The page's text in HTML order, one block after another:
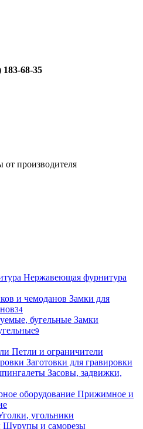
183-68-35
производителя
Нержавеющая фурнитура
Замки для
34
Замки
9
Петли и ограничители
Заготовки для гравировки
Засовы, задвижки,
Прижимное и
угольники
Шурупы и саморезы